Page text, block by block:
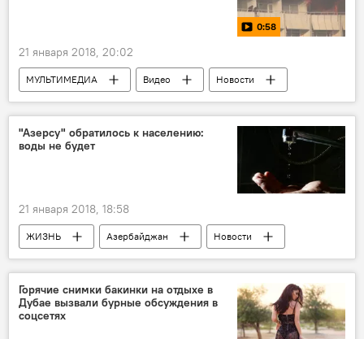
0:58
21 января 2018, 20:02
МУЛЬТИМЕДИА Видео
Новости
Новости мира
"Азерсу" обратилось к населению:
воды не будет
21 января 2018, 18:58
ЖИЗНЬ Азербайджан
Новости
Баку
ОАО Azərsu
Водоснабжение
Горячие снимки бакинки на отдыхе в
Дубае вызвали бурные обсуждения в
соцсетях